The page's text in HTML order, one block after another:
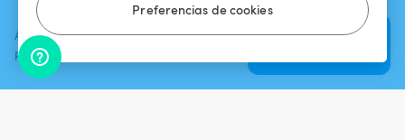
Preferencias de cookies
Agrega una fecha y un horario
para ver el precio
Verificar